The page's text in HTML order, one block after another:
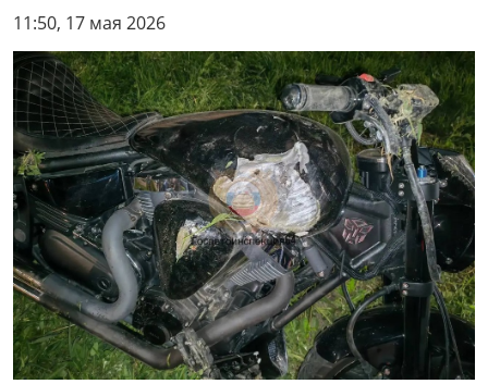
11:50, 17 мая 2026